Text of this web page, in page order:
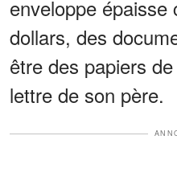
enveloppe
dollars, des
être des papiers
lettre de son père.